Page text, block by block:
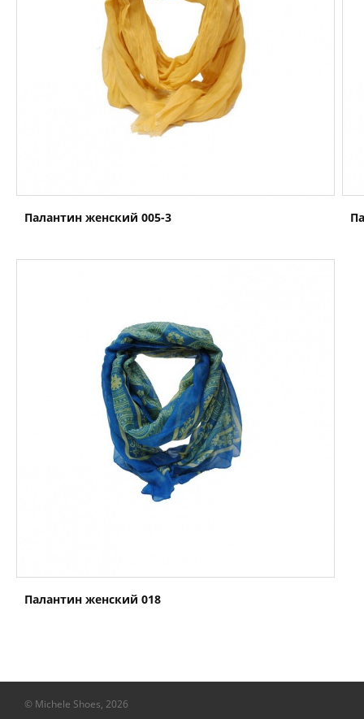
Палантин женский 005-3
Палантин женский 018
© Michele Shoes, 2026